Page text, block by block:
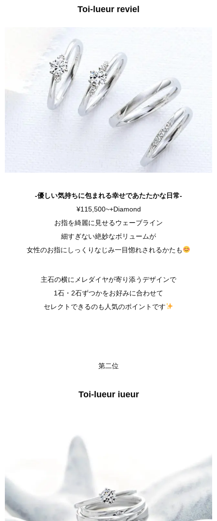
Toi-lueur reviel
-優しい気持ちに包まれる幸せであたたかな日常-
¥115,500~+Diamond
お指を綺麗に見せるウェーブライン
細すぎない絶妙なボリュームが
女性のお指にしっくりなじみ一目惚れされるかたも
主石の横にメレダイヤが寄り添うデザインで
1石・2石ずつかをお好みに合わせて
セレクトできるのも人気のポイントです
第二位
Toi-lueur iueur